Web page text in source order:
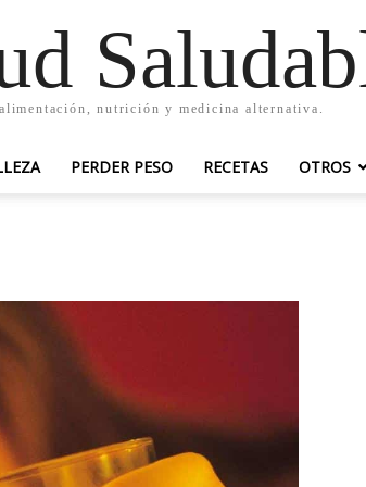
nutrición y medicina alternativa.
PERDER PESO RECETAS OTROS